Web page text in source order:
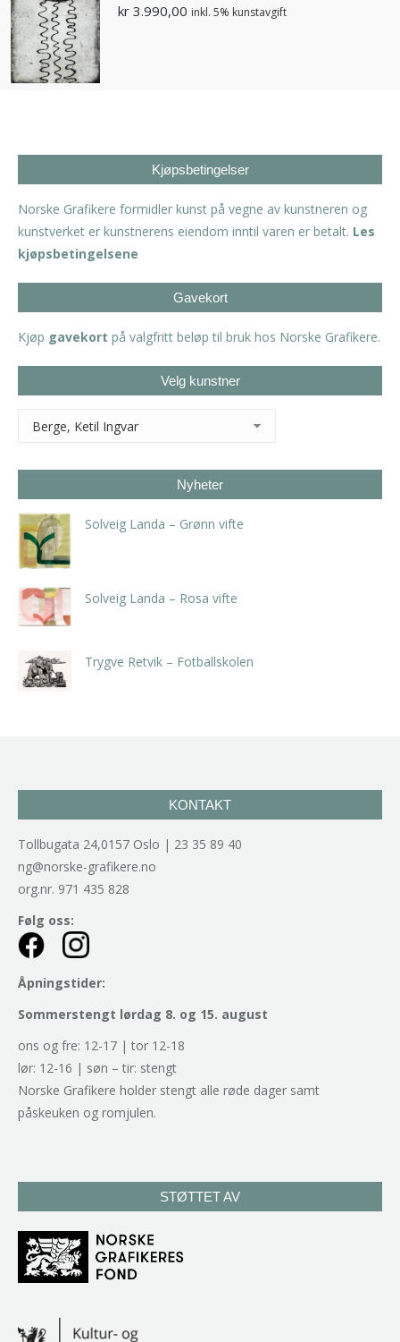
kr 3.990,00 inkl. 5% kunstavgift
Kjøpsbetingelser
Norske Grafikere formidler kunst på vegne av kunstneren og
kunstverket er kunstnerens eiendom inntil varen er betalt. Les
kjøpsbetingelsene
Gavekort
Kjøp gavekort på valgfritt beløp til bruk hos Norske Grafikere.
Velg kunstner
Nyheter
Solveig Landa – Grønn vifte
Solveig Landa – Rosa vifte
Trygve Retvik – Fotballskolen
KONTAKT
Tollbugata 24,0157 Oslo | 23 35 89 40
ng@norske-grafikere.no
org.nr. 971 435 828
Følg oss:
Åpningstider:
Sommerstengt lørdag 8. og 15. august
ons og fre: 12-17 | tor 12-18
lør: 12-16 | søn – tir: stengt
Norske Grafikere holder stengt alle røde dager samt
påskeuken og romjulen.
STØTTET AV